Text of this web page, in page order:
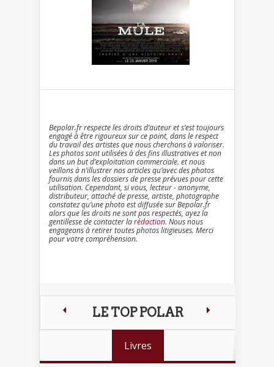
Bepolar.fr respecte les droits d’auteur et s’est toujours
engagé à être rigoureux sur ce point, dans le respect
du travail des artistes que nous cherchons à valoriser.
Les photos sont utilisées à des fins illustratives et non
dans un but d’exploitation commerciale. et nous
veillons à n’illustrer nos articles qu’avec des photos
fournis dans les dossiers de presse prévues pour cette
utilisation. Cependant, si vous, lecteur - anonyme,
distributeur, attaché de presse, artiste, photographe
constatez qu’une photo est diffusée sur Bepolar.fr
alors que les droits ne sont pas respectés, ayez la
gentillesse de contacter larédaction. Nous nous
engageons à retirer toutes photos litigieuses. Merci
pour votre compréhension.
LE TOP POLAR
Livres